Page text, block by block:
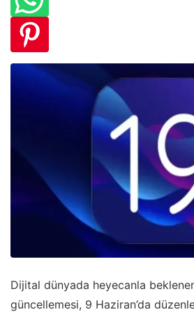
Dijital dünyada heyecanla
güncellemesi, 9 Haziran’da